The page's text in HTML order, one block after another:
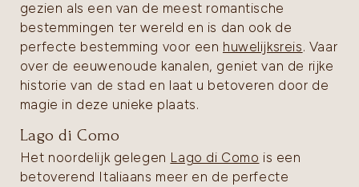
gezien als een van de meest romantische
bestemmingen ter wereld en is dan ook de
perfecte bestemming voor een huwelijksreis. Vaar
over de eeuwenoude kanalen, geniet van de rijke
historie van de stad en laat u betoveren door de
magie in deze unieke plaats.
Lago di Como
Het noordelijk gelegen Lago di Como is een
betoverend Italiaans meer en de perfecte